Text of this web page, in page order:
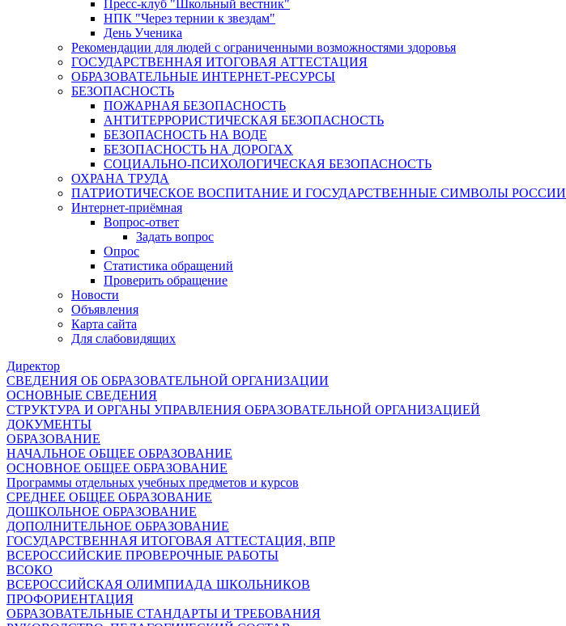
Пресс-клуб "Школьный вестник"
НПК "Через тернии к звездам"
День Ученика
Рекомендации для людей с ограниченными возможностями здоровья
ГОСУДАРСТВЕННАЯ ИТОГОВАЯ АТТЕСТАЦИЯ
ОБРАЗОВАТЕЛЬНЫЕ ИНТЕРНЕТ-РЕСУРСЫ
БЕЗОПАСНОСТЬ
ПОЖАРНАЯ БЕЗОПАСНОСТЬ
АНТИТЕРРОРИСТИЧЕСКАЯ БЕЗОПАСНОСТЬ
БЕЗОПАСНОСТЬ НА ВОДЕ
БЕЗОПАСНОСТЬ НА ДОРОГАХ
СОЦИАЛЬНО-ПСИХОЛОГИЧЕСКАЯ БЕЗОПАСНОСТЬ
ОХРАНА ТРУДА
ПАТРИОТИЧЕСКОЕ ВОСПИТАНИЕ И ГОСУДАРСТВЕННЫЕ СИМВОЛЫ РОССИИ
Интернет-приёмная
Вопрос-ответ
Задать вопрос
Опрос
Статистика обращений
Проверить обращение
Новости
Объявления
Карта сайта
Для слабовидящих
Директор
СВЕДЕНИЯ ОБ ОБРАЗОВАТЕЛЬНОЙ ОРГАНИЗАЦИИ
ОСНОВНЫЕ СВЕДЕНИЯ
СТРУКТУРА И ОРГАНЫ УПРАВЛЕНИЯ ОБРАЗОВАТЕЛЬНОЙ ОРГАНИЗАЦИЕЙ
ДОКУМЕНТЫ
ОБРАЗОВАНИЕ
НАЧАЛЬНОЕ ОБЩЕЕ ОБРАЗОВАНИЕ
ОСНОВНОЕ ОБЩЕЕ ОБРАЗОВАНИЕ
Программы отдельных учебных предметов и курсов
СРЕДНЕЕ ОБЩЕЕ ОБРАЗОВАНИЕ
ДОШКОЛЬНОЕ ОБРАЗОВАНИЕ
ДОПОЛНИТЕЛЬНОЕ ОБРАЗОВАНИЕ
ГОСУДАРСТВЕННАЯ ИТОГОВАЯ АТТЕСТАЦИЯ, ВПР
ВСЕРОССИЙСКИЕ ПРОВЕРОЧНЫЕ РАБОТЫ
ВСОКО
ВСЕРОССИЙСКАЯ ОЛИМПИАДА ШКОЛЬНИКОВ
ПРОФОРИЕНТАЦИЯ
ОБРАЗОВАТЕЛЬНЫЕ СТАНДАРТЫ И ТРЕБОВАНИЯ